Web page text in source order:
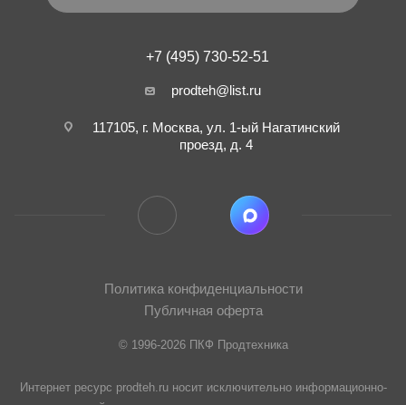
+7 (495) 730-52-51
prodteh@list.ru
117105, г. Москва, ул. 1-ый Нагатинский
проезд, д. 4
Политика конфиденциальности
Публичная оферта
© 1996-2026 ПКФ Продтехника
Интернет ресурс prodteh.ru носит исключительно информационно-